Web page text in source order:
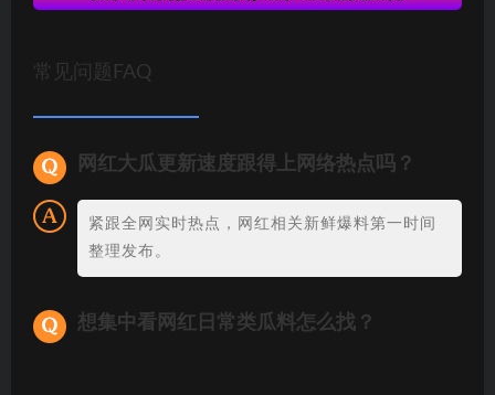
常见问题FAQ
网红大瓜更新速度跟得上网络热点吗？
紧跟全网实时热点，网红相关新鲜爆料第一时间
整理发布。
想集中看网红日常类瓜料怎么找？